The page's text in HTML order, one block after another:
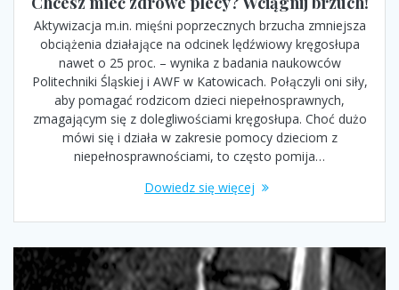
Aktywizacja m.in. mięśni poprzecznych brzucha zmniejsza
obciążenia działające na odcinek lędźwiowy kręgosłupa
nawet o 25 proc. – wynika z badania naukowców
Politechniki Śląskiej i AWF w Katowicach. Połączyli oni siły,
aby pomagać rodzicom dzieci niepełnosprawnych,
zmagającym się z dolegliwościami kręgosłupa. Choć dużo
mówi się i działa w zakresie pomocy dzieciom z
niepełnosprawnościami, to często pomija…
Dowiedz się więcej